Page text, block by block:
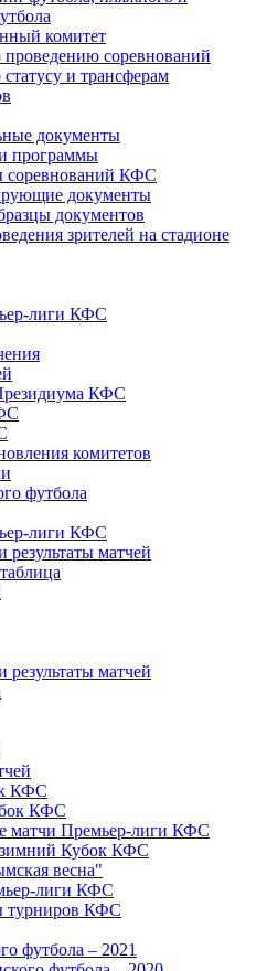
комитет
проведению соревнований
и трансферам
документы
программы
соревнований КФС
документы
документов
зрителей на стадионе
лиги КФС
КФС
комитетов
футбола
лиги КФС
результаты матчей
результаты матчей
КФС
КФС
матчи Премьер-лиги КФС
Кубок КФС
весна"
лиги КФС
турниров КФС
футбола – 2021